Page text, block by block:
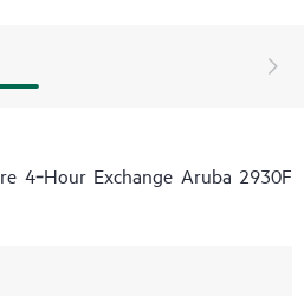
4‑Hour Exchange Aruba 2930F